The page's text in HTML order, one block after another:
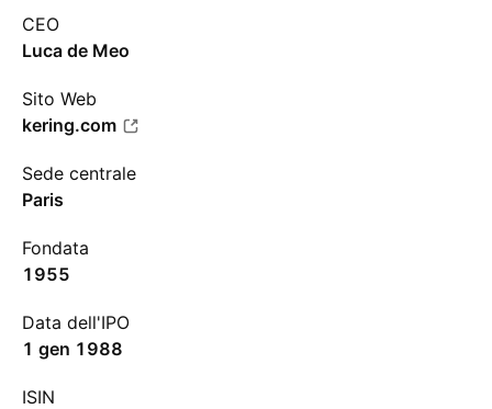
CEO
Luca de Meo
Sito Web
kering.com
Sede centrale
Paris
Fondata
1955
Data dell'IPO
1 gen 1988
ISIN